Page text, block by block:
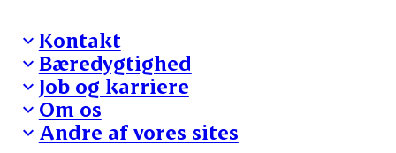
Kontakt
Besøg Danish Crown
Presse og nyheder
Reklamationer
Whistleblower
Øvrige henvendelser
Bæredygtighed
Fra jord til bord
Hverdagen
Ansvarlighed og nøgletal
Job og karriere
Arbejd med os
Ledige stillinger
Om os
Hvem er vi
Andre af vores sites